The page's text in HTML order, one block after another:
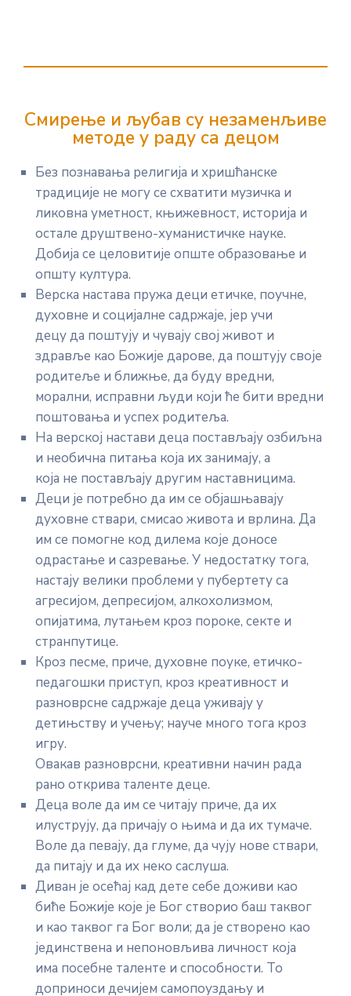
Смирење и љубав су незаменљиве
методе у раду са децом
Без познавања религија и хришћанске
традиције не могу се схватити музичка и
ликовна уметност, књижевност, историја и
остале друштвено-хуманистичке науке.
Добија се целовитије опште образовање и
општу култура.
Верска настава пружа деци етичке, поучне,
духовне и социјалне садржаје, јер учи
децу да поштују и чувају свој живот и
здравље као Божије дарове, да поштују своје
родитеље и ближње, да буду вредни,
морални, исправни људи који ће бити вредни
поштовања и успех родитеља.
На верској настави деца постављају озбиљна
и необична питања која их занимају, а
која не постављају другим наставницима.
Деци је потребно да им се објашњавају
духовне ствари, смисао живота и врлина. Да
им се помогне код дилема које доносе
одрастање и сазревање. У недостатку тога,
настају велики проблеми у пубертету са
агресијом, депресијом, алкохолизмом,
опијатима, лутањем кроз пороке, секте и
странпутице.
Кроз песме, приче, духовне поуке, етичко-
педагошки приступ, кроз креативност и
разноврсне садржаје деца уживају у
детињству и учењу; науче много тога кроз
игру.
Овакав разноврсни, креативни начин рада
рано открива таленте деце.
Деца воле да им се читају приче, да их
илуструју, да причају о њима и да их тумаче.
Воле да певају, да глуме, да чују нове ствари,
да питају и да их неко саслуша.
Диван је осећај кад дете себе доживи као
биће Божије које је Бог створио баш таквог
и као таквог га Бог воли; да је створено као
јединствена и непоновљива личност која
има посебне таленте и способности. То
доприноси дечијем самопоуздању и